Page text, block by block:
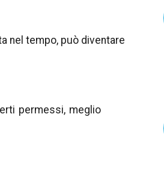
nel tempo, può diventare
permessi, meglio